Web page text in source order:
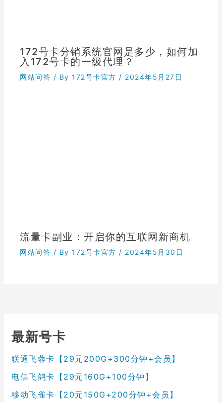
172号卡分销系统官网是多少，如何加
入172号卡的一级代理？
网站问答 / By172号卡官方 / 2024年5月27日
流量卡副业：开启你的互联网新商机
网站问答 / By172号卡官方 / 2024年5月30日
最新号卡
联通飞蓉卡【29元200G+300分钟+会员】
电信飞鸽卡【29元160G+100分钟】
移动飞雀卡【20元150G+200分钟+会员】